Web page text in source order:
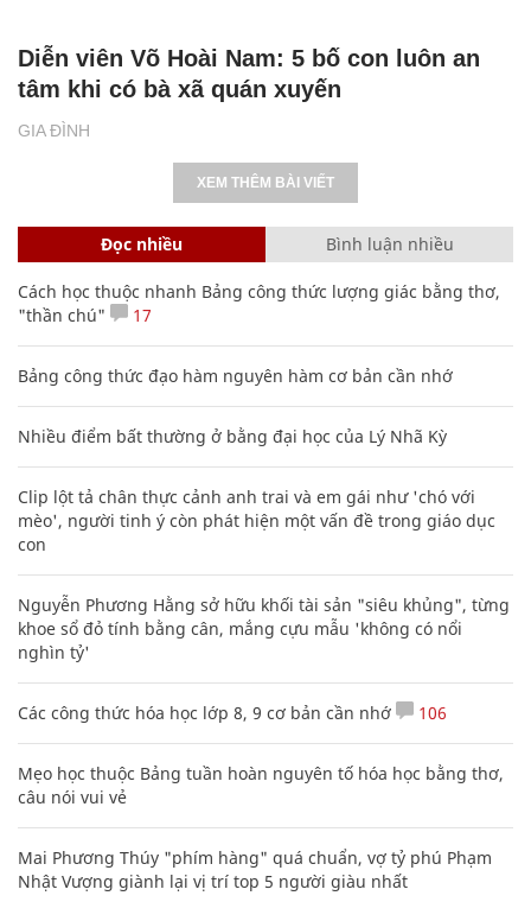
GIA ĐÌNH
Diễn viên Võ Hoài Nam: 5 bố con luôn an
tâm khi có bà xã quán xuyến
XEM THÊM BÀI VIẾT
Đọc nhiều Bình luận nhiều
Cách học thuộc nhanh Bảng công thức lượng giác bằng thơ,
"thần chú"
17
Bảng công thức đạo hàm nguyên hàm cơ bản cần nhớ
Nhiều điểm bất thường ở bằng đại học của Lý Nhã Kỳ
Clip lột tả chân thực cảnh anh trai và em gái như 'chó với
mèo', người tinh ý còn phát hiện một vấn đề trong giáo dục
con
Nguyễn Phương Hằng sở hữu khối tài sản "siêu khủng", từng
khoe sổ đỏ tính bằng cân, mắng cựu mẫu 'không có nổi
nghìn tỷ'
Các công thức hóa học lớp 8, 9 cơ bản cần nhớ 106
Mẹo học thuộc Bảng tuần hoàn nguyên tố hóa học bằng thơ,
câu nói vui vẻ
Mai Phương Thúy "phím hàng" quá chuẩn, vợ tỷ phú Phạm
Nhật Vượng giành lại vị trí top 5 người giàu nhất